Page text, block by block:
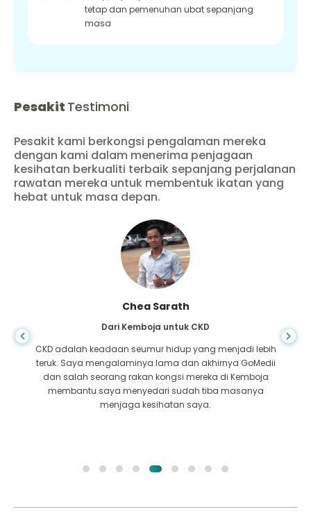
tetap dan pemenuhan ubat sepanjang
masa
Pesakit Testimoni
Pesakit kami berkongsi pengalaman mereka
dengan kami dalam menerima penjagaan
kesihatan berkualiti terbaik sepanjang perjalanan
rawatan mereka untuk membentuk ikatan yang
hebat untuk masa depan.
Chea Sarath
Dari Kemboja untuk CKD
CKD adalah keadaan seumur hidup yang menjadi lebih
teruk. Saya mengalaminya lama dan akhirnya GoMedii
dan salah seorang rakan kongsi mereka di Kemboja
membantu saya menyedari sudah tiba masanya
menjaga kesihatan saya.